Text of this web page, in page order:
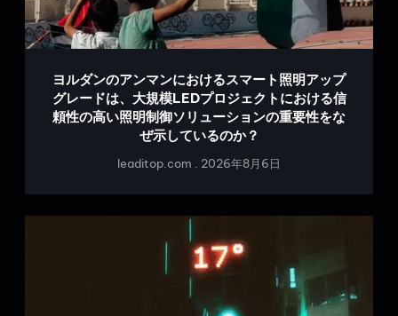
ヨルダンのアンマンにおけるスマート照明アップ
グレードは、大規模LEDプロジェクトにおける信
頼性の高い照明制御ソリューションの重要性をな
ぜ示しているのか？
leaditop.com 2026年8月6日